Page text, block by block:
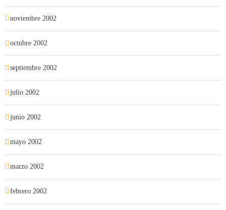
noviembre 2002
octubre 2002
septiembre 2002
julio 2002
junio 2002
mayo 2002
marzo 2002
febrero 2002